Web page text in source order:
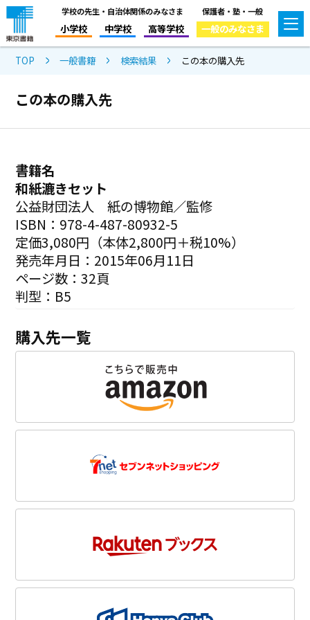
学校の先生・自治体関係のみなさま
小学校 中学校 高等学校
保護者・塾・一般
一般のみなさま
TOP 一般書籍 検索結果 この本の購入先
この本の購入先
書籍名
和紙漉きセット
公益財団法人 紙の博物館／監修
ISBN：978-4-487-80932-5
定価3,080円（本体2,800円＋税10%）
発売年月日：2015年06月11日
ページ数：32頁
判型：B5
購入先一覧